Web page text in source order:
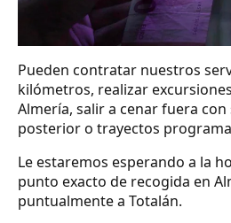
Pueden contratar nuestros
kilómetros, realizar
Almería, salir a cenar fuera
posterior o trayectos
Le estaremos esperando a la
punto exacto de recogida en
puntualmente a Totalán.